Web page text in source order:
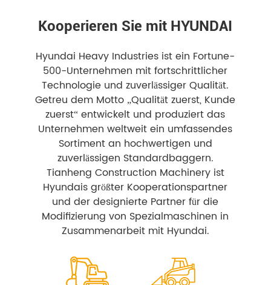
Kooperieren Sie mit HYUNDAI
Hyundai Heavy Industries ist ein Fortune-
500-Unternehmen mit fortschrittlicher
Technologie und zuverlässiger Qualität.
Getreu dem Motto „Qualität zuerst, Kunde
zuerst“ entwickelt und produziert das
Unternehmen weltweit ein umfassendes
Sortiment an hochwertigen und
zuverlässigen Standardbaggern.
Tianheng Construction Machinery ist
Hyundais größter Kooperationspartner
und der designierte Partner für die
Modifizierung von Spezialmaschinen in
Zusammenarbeit mit Hyundai.